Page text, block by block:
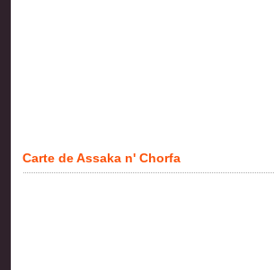
Carte de Assaka n' Chorfa